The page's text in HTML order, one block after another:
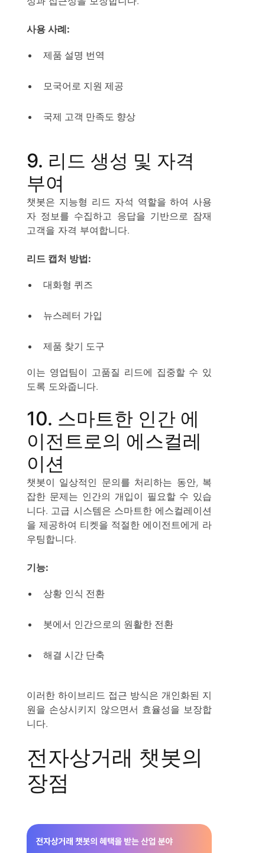
사용 사례:
제품 설명 번역
모국어로 지원 제공
국제 고객 만족도 향상
9. 리드 생성 및 자격
부여
챗봇은 지능형 리드 자석 역할을 하여 사용
자 정보를 수집하고 응답을 기반으로 잠재
고객을 자격 부여합니다.
리드 캡처 방법:
대화형 퀴즈
뉴스레터 가입
제품 찾기 도구
이는 영업팀이 고품질 리드에 집중할 수 있
도록 도와줍니다.
10. 스마트한 인간 에
이전트로의 에스컬레
이션
챗봇이 일상적인 문의를 처리하는 동안, 복
잡한 문제는 인간의 개입이 필요할 수 있습
니다. 고급 시스템은 스마트한 에스컬레이션
을 제공하여 티켓을 적절한 에이전트에게 라
우팅합니다.
기능:
상황 인식 전환
봇에서 인간으로의 원활한 전환
해결 시간 단축
이러한 하이브리드 접근 방식은 개인화된 지
원을 손상시키지 않으면서 효율성을 보장합
니다.
전자상거래 챗봇의
장점